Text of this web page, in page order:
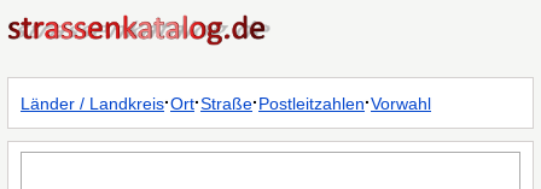
Länder / Landkreis·Ort·Straße·Postleitzahlen·Vorwahl